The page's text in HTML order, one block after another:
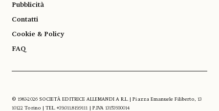
Pubblicità
Contatti
Cookie & Policy
FAQ
© 1983-2026 SOCIETÀ EDITRICE ALLEMANDI A R.L. | Piazza Emanuele Filiberto, 13
10122 Torino | TEL. +39.011.819.9111 | P.IVA 13153930014